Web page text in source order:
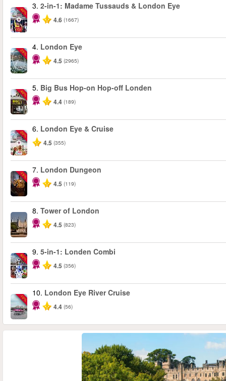
-40%
3. 2-in-1: Madame Tussauds & London Eye
4.6 (1667)
-25%
4. London Eye
4.5 (2965)
-40%
5. Big Bus Hop-on Hop-off Londen
4.4 (189)
-20%
6. London Eye & Cruise
4.5 (355)
-15%
7. London Dungeon
4.5 (119)
8. Tower of London
4.5 (823)
-60%
9. 5-in-1: Londen Combi
4.5 (356)
-10%
10. London Eye River Cruise
4.4 (56)